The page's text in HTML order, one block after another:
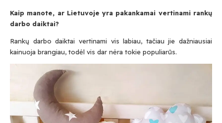
Kaip manote, ar Lietuvoje yra pakankamai vertinami rankų
darbo daiktai?
Rankų darbo daiktai vertinami vis labiau, tačiau jie dažniausiai
kainuoja brangiau, todėl vis dar nėra tokie populiarūs.